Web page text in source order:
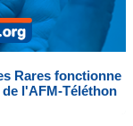
Rares fonctionne
l'AFM-Téléthon